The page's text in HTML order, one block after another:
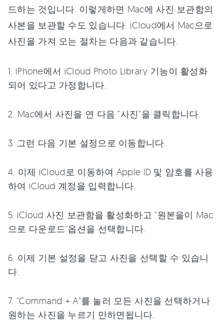
드하는 것입니다. 이렇게하면 Mac에 사진 보관함의
사본을 보관할 수도 있습니다. iCloud에서 Mac으로
사진을 가져 오는 절차는 다음과 같습니다.
1. iPhone에서 iCloud Photo Library 기능이 활성화
되어 있다고 가정합니다.
2. Mac에서 사진을 연 다음 "사진"을 클릭합니다.
3. 그런 다음 기본 설정으로 이동합니다.
4. 이제 iCloud로 이동하여 Apple ID 및 암호를 사용
하여 iCloud 계정을 입력합니다.
5. iCloud 사진 보관함을 활성화하고 "원본을이 Mac
으로 다운로드"옵션을 선택합니다.
6. 이제 기본 설정을 닫고 사진을 선택할 수 있습니
다.
7. "Command + A"를 눌러 모든 사진을 선택하거나
원하는 사진을 누르기 만하면됩니다.